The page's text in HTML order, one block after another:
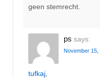
geen stemrecht.
ps says:
November 15,
tufkaj